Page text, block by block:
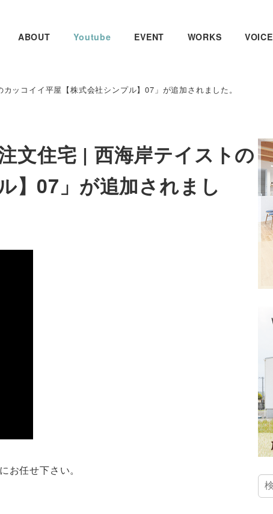
ABOUT Youtube EVENT WORKS VOICE
ッコイイ平屋【株式会社シンプル】07」が追加されました。
文住宅 | 西海岸テイストの
】07」が追加されまし
任せ下さい。
検
索